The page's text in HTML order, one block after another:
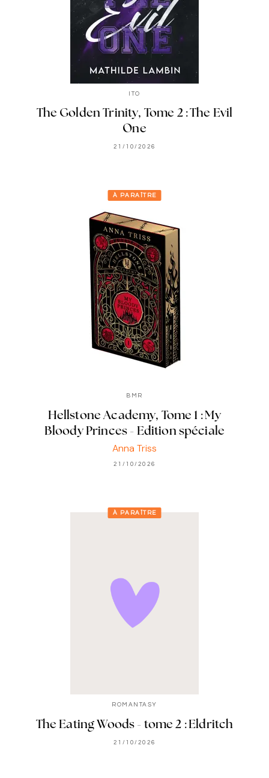
ITO
The Golden Trinity, Tome 2 : The Evil
One
21/10/2026
À PARAÎTRE
BMR
Hellstone Academy, Tome 1 : My
Bloody Princes - Edition spéciale
Anna Triss
21/10/2026
À PARAÎTRE
ROMANTASY
The Eating Woods - tome 2 : Eldritch
21/10/2026